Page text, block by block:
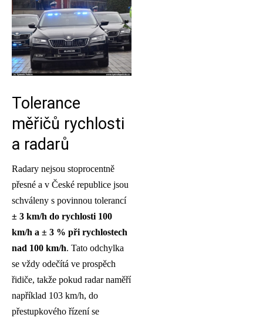
Tolerance
měřičů rychlosti
a radarů
Radary nejsou stoprocentně
přesné a v České republice jsou
schváleny s povinnou tolerancí
± 3 km/h do rychlosti 100
km/h a ± 3 % při rychlostech
nad 100 km/h. Tato odchylka
se vždy odečítá ve prospěch
řidiče, takže pokud radar naměří
například 103 km/h, do
přestupkového řízení se